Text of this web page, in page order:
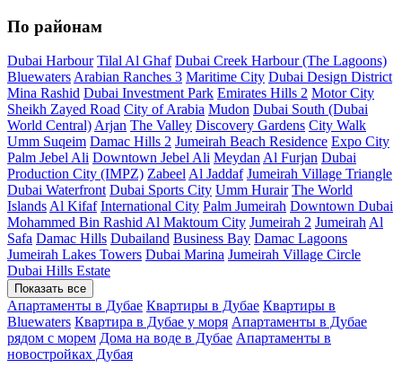
По районам
Dubai Harbour Tilal Al Ghaf Dubai Creek Harbour (The Lagoons)
BluewatersArabian Ranches 3 Maritime City Dubai Design District
Mina Rashid Dubai Investment Park Emirates Hills 2 Motor City
Sheikh Zayed Road City of Arabia Mudon Dubai South (Dubai
World Central)Arjan The Valley Discovery Gardens City Walk
Umm Suqeim Damac Hills 2 Jumeirah Beach Residence Expo City
Palm Jebel Ali Downtown Jebel Ali MeydanAl Furjan Dubai
Production City (IMPZ) ZabeelAl Jaddaf Jumeirah Village Triangle
Dubai Waterfront Dubai Sports City Umm Hurair The World
IslandsAl Kifaf International City Palm Jumeirah Downtown Dubai
Mohammed Bin Rashid Al Maktoum City Jumeirah 2 JumeirahAl
Safa Damac Hills Dubailand Business Bay Damac Lagoons
Jumeirah Lakes Towers Dubai Marina Jumeirah Village Circle
Dubai Hills Estate
Показать все
Апартаменты в Дубае Квартиры в Дубае Квартиры в
Bluewaters Квартира в Дубае у моря Апартаменты в Дубае
рядом с морем Дома на воде в Дубае Апартаменты в
новостройках Дубая